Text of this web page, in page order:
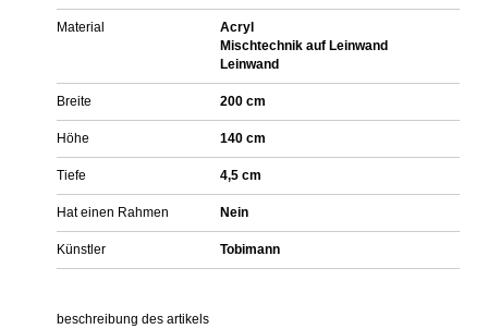
Material
Acryl
Mischtechnik auf Leinwand
Leinwand
Breite 200 cm
Höhe 140 cm
Tiefe 4,5 cm
Hat einen Rahmen Nein
Künstler Tobimann
beschreibung des artikels